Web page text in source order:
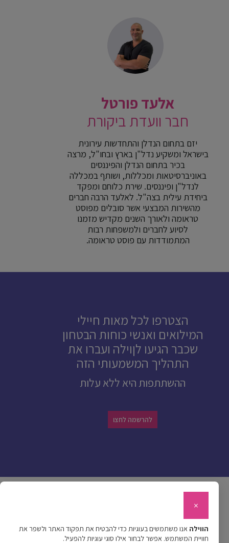
אלעד פורטל
חבר וועדת ביקורת
יזם בתחום הנדלן והתחדשות עירונית
בישראל ומשקיע נדל"ן בארץ ובחו"ל, מרצה
בכיר בתחום הנדלן והפיננסים
באוניברסיטאות ומכללות, ושותף במכללה
לנדל"ן ופיננסים. שירת כלוחם ומפקד
ביחידת עילית בצה"ל. לאלעד הרבה חברים
מהשירות המבצעי אשר סובלים מפוסט
טראומה ולאורך השנים מקדיש מזמנו
לסיוע לחברים ולמשפחות רבות
המתמודדות עם פוסט טראומה.
הצטרפו לכל מאות חיילי
המילואים ואנשי כוחות הבטחון
שכבר הגיעו לןוילה ועברו את
התהליך המשמעותי הזה
ההשתתפות היא ללא עלות
להרשמה לחצו
עקבו אחרינו
×
הווילה אנו משתמשים בעוגיות כדי להבטיח את תפקוד האתר ולשפר את
חוויית המשתמש. אפשר לבחור אילו סוגי עוגיות להפעיל.